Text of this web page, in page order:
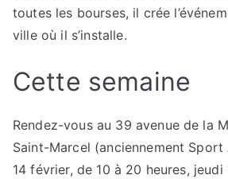
toutes les bourses, il crée
ville où il s’installe.
Cette semaine
Rendez-vous au 39 avenue de la
Saint-Marcel (anciennement
14 février, de 10 à 20 heures, jeudi